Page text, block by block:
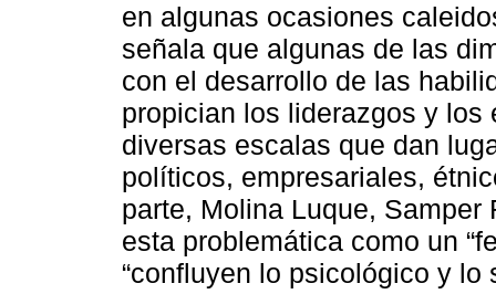
en algunas ocasiones
señala que algunas de las
con el desarrollo de las
propician los liderazgos y
diversas escalas que dan
políticos, empresariales,
parte, Molina Luque, Samper
esta problemática como un
“confluyen lo psicológico y